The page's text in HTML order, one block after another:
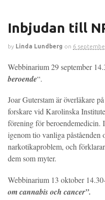
Inbjudan till
by Linda Lundberg on 6
Webbinarium 29 september
beroende“.
Joar Guterstam är överläkare
forskare vid Karolinska
förening för beroendemedicin.
igenom tio vanliga påståenden
narkotikaproblem, och
dem som myter.
Webbinarium 13 oktober
om cannabis och cancer”.